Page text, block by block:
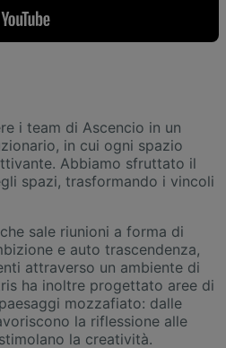
i team di Ascencio in un
in cui ogni spazio
Abbiamo sfruttato il
spazi, trasformando i vincoli
sale riunioni a forma di
e auto trascendenza,
attraverso un ambiente di
ha inoltre progettato aree di
mozzafiato: dalle
la riflessione alle
la creatività.